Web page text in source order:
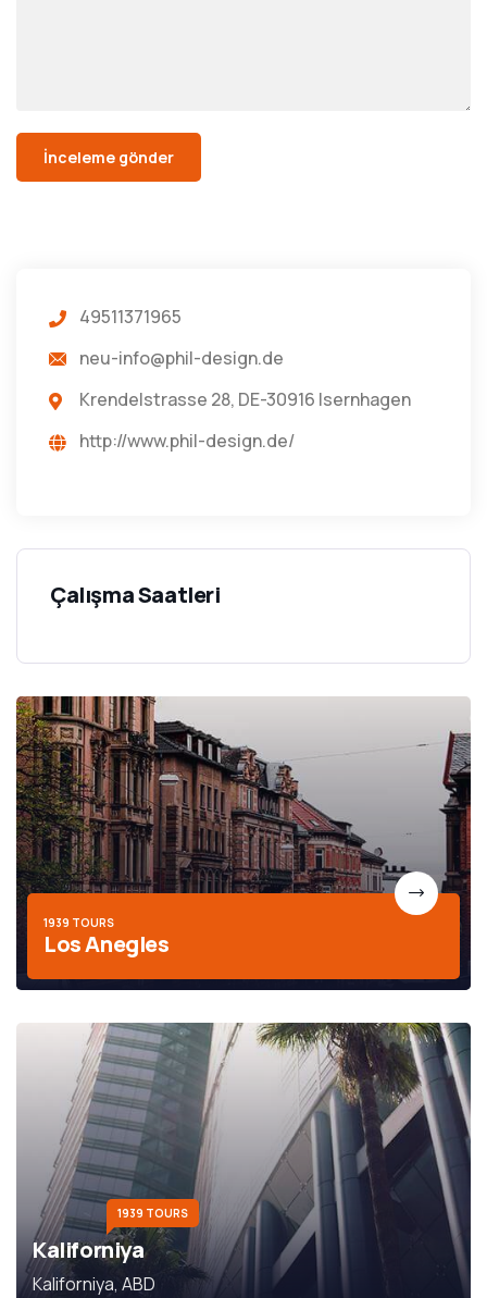
49511371965
neu-info@phil-design.de
Krendelstrasse 28, DE-30916 Isernhagen
http://www.phil-design.de/
Çalışma Saatleri
1939 TOURS
Los Anegles
1939 TOURS
Kaliforniya
Kaliforniya, ABD